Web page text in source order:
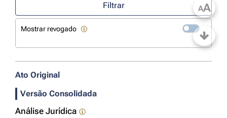
Filtrar
Mostrar revogado
Ato Original
Versão Consolidada
Análise Jurídica
AA